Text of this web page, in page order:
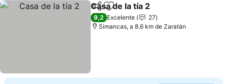
PartilharAdicionar aos favoritos
Casa de la tía 2
9,2 Excelente
27
Simancas, a 8.6 km de Zaratán